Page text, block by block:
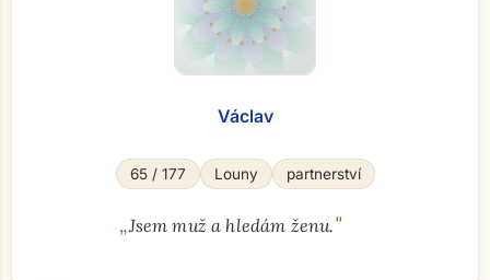
Václav
65 / 177 Louny partnerství
„Jsem muž a hledám ženu."